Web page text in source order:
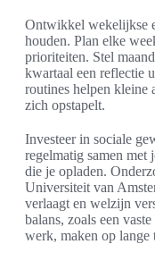
Ontwikkel wekelijkse
houden. Plan elke
prioriteiten. Stel
kwartaal een reflectie
routines helpen kleine
zich opstapelt.
Investeer in sociale
regelmatig samen met
die je opladen.
Universiteit van
verlaagt en welzijn
balans, zoals een
werk, maken op lange